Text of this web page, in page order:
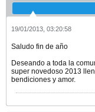
19/01/2013, 03:20:58
Saludo fin de año
Deseando a toda la
super novedoso 2013
bendiciones y amor.